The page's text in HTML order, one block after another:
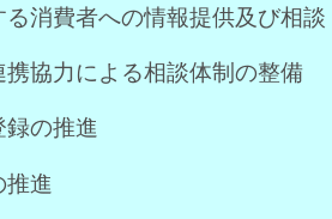
消費者への情報提供及び相談
協力による相談体制の整備
の推進
推進